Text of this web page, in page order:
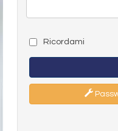
Ricordami